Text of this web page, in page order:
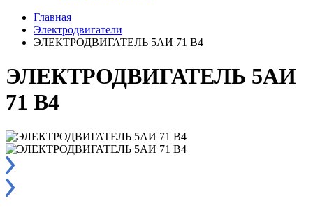
Главная
Электродвигатели
ЭЛЕКТРОДВИГАТЕЛЬ 5АИ 71 В4
ЭЛЕКТРОДВИГАТЕЛЬ 5АИ
71 В4